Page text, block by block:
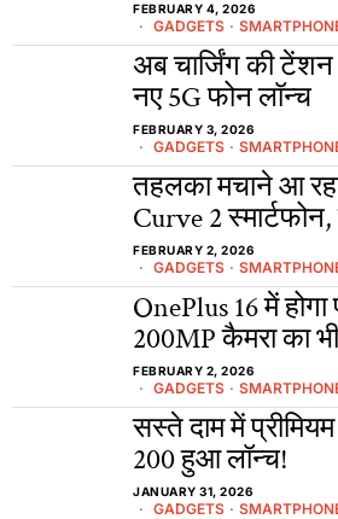
FEBRUARY 4, 2026
GADGETS ·
अब चार्जिंग की
नए 5G फोन लॉन्च
FEBRUARY 3, 2026
GADGETS ·
तहलका मचाने आ
Curve 2
FEBRUARY 2, 2026
GADGETS ·
OnePlus 16 में
200MP कैमरा का
FEBRUARY 2, 2026
GADGETS ·
सस्ते दाम में
200 हुआ लॉन्च!
JANUARY 31, 2026
GADGETS ·